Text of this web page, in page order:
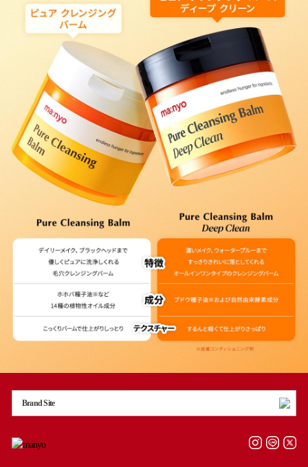
Brand Site